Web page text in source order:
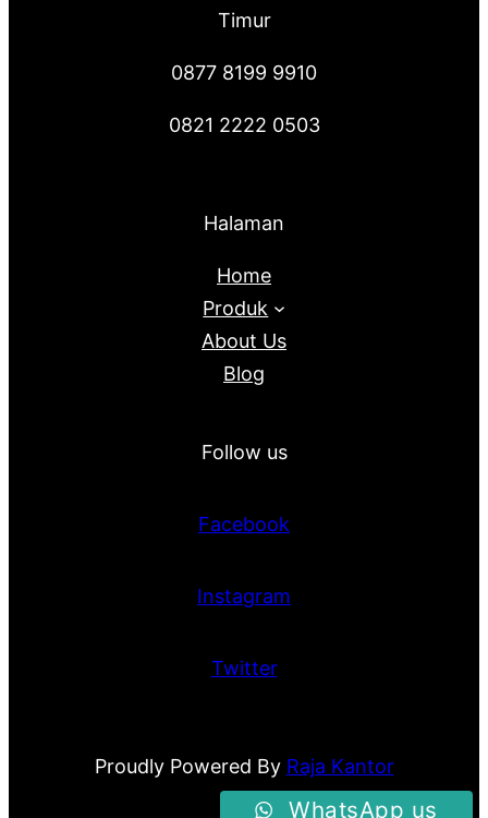
Timur
0877 8199 9910
0821 2222 0503
Halaman
Home
Produk
About Us
Blog
Follow us
Facebook
Instagram
Twitter
Proudly Powered By Raja Kantor
WhatsApp us